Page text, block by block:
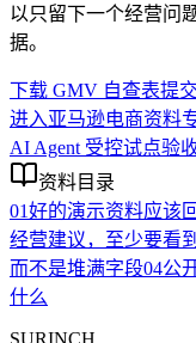
以只留下一个经营问
据。
下载 GMV 自查表提
进入亚马逊电商资料
AI Agent 受控试点验
资料目录
01好的演示资料应该
经营建议，至少要看
而不是堆满字段04公
什么